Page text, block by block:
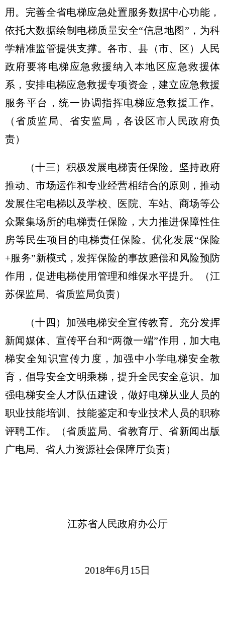
用。完善全省电梯应急处置服务数据中心功能，
依托大数据绘制电梯质量安全“信息地图”，为科
学精准监管提供支撑。各市、县（市、区）人民
政府要将电梯应急救援纳入本地区应急救援体
系，安排电梯应急救援专项资金，建立应急救援
服务平台，统一协调指挥电梯应急救援工作。
（省质监局、省安监局，各设区市人民政府负
责）
（十三）积极发展电梯责任保险。
坚持政府
推动、市场运作和专业经营相结合的原则，推动
发展住宅电梯以及学校、医院、车站、商场等公
众聚集场所的电梯责任保险，大力推进保障性住
房等民生项目的电梯责任保险。优化发展“保险
+服务”新模式，发挥保险的事故赔偿和风险预防
作用，促进电梯使用管理和维保水平提升。（江
苏保监局、省质监局负责）
（十四）加强电梯安全宣传教育。 充分发挥
新闻媒体、宣传平台和“两微一端”作用，加大电
梯安全知识宣传力度，加强中小学电梯安全教
育，倡导安全文明乘梯，提升全民安全意识。加
强电梯安全人才队伍建设，做好电梯从业人员的
职业技能培训、技能鉴定和专业技术人员的职称
评聘工作。（省质监局、省教育厅、省新闻出版
广电局、省人力资源社会保障厅负责）
江苏省人民政府办公厅
2018年6月15日